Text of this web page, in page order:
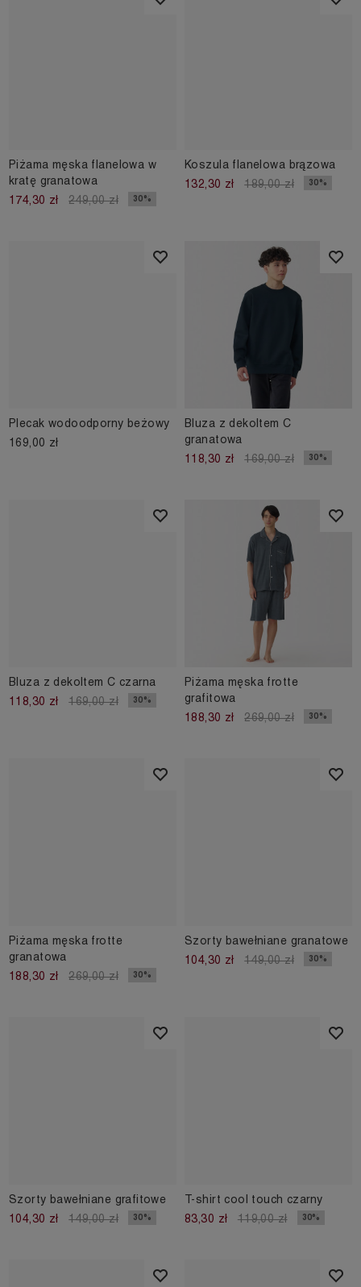
Piżama męska flanelowa w
kratę granatowa
174,30 zł
249,00 zł 30%
Koszula flanelowa brązowa
132,30 zł
189,00 zł 30%
Plecak wodoodporny beżowy
169,00 zł
Bluza z dekoltem C
granatowa
118,30 zł
169,00 zł 30%
Bluza z dekoltem C czarna
118,30 zł
169,00 zł 30%
Piżama męska frotte
grafitowa
188,30 zł
269,00 zł 30%
Piżama męska frotte
granatowa
188,30 zł
269,00 zł 30%
Szorty bawełniane granatowe
104,30 zł
149,00 zł 30%
Szorty bawełniane grafitowe
104,30 zł
149,00 zł 30%
T-shirt cool touch czarny
83,30 zł
119,00 zł 30%